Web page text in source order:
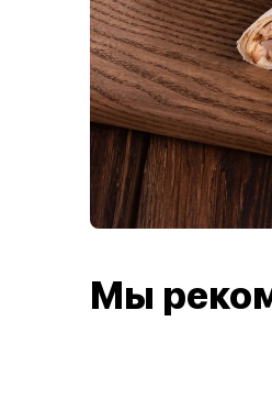
Мы